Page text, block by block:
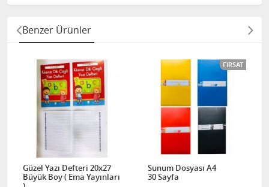
Benzer Ürünler
Güzel Yazı Defteri 20x27
Büyük Boy ( Ema Yayınları
FIRSAT
Sunum Dosyası A4
30 Sayfa